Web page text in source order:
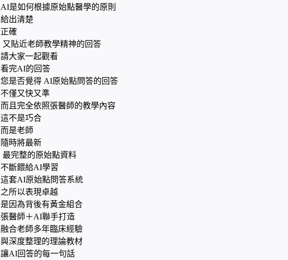
AI是如何根據原始點醫學的原則
給出清楚
正確
又貼近老師教學精神的回答
請大家一起觀看
看完AI的回答
您是否覺得 AI原始點問答的回答
不僅又快又準
而且完全依照張醫師的教學內容
這不是巧合
而是老師
隨時將最新
最完整的原始點資料
不斷餵給AI學習
這套AI原始點問答系統
之所以表現卓越
是因為背後有黃金組合
張醫師＋AI聯手打造
融合老師多年臨床經驗
與深度整理的理論教材
讓AI回答的每一句話